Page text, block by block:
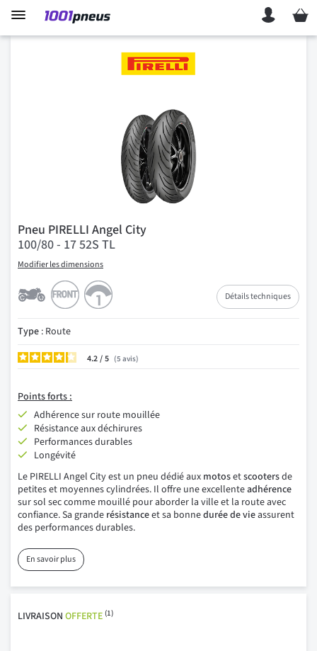
Mon
Pneu PIRELLI Angel City
100/80 - 17 52S TL
Modifier les dimensions
Détails techniques
Type : Route
4.2/ 5 avis
Pointsforts :
Adhérence sur route mouillée
Résistance aux déchirures
Performances durables
Longévité
Le PIRELLI Angel City est un pneu dédié aux motosetscootersde
petites et moyennes cylindrées. Il offre une excellenteadhérence
sur sol sec comme mouillé pour aborder la ville et la route avec
confiance. Sa grande résistanceet sa bonnedurée de vieassurent
des performances durables.
En savoir plus
LIVRAISON OFFERTE (1)